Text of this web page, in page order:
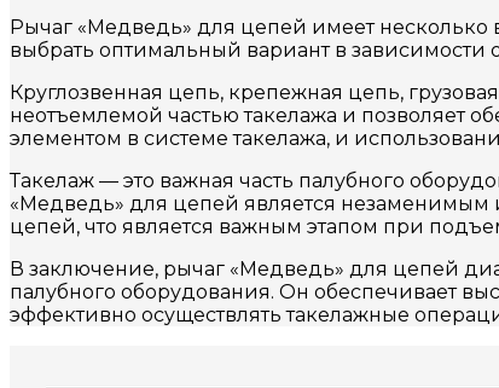
Рычаг «Медведь» для цепей имеет несколько
выбрать оптимальный вариант в
Круглозвенная цепь, крепежная цепь,
неотъемлемой частью такелажа и позволяет
элементом в системе такелажа, и
Такелаж — это важная часть палубного
«Медведь» для цепей является незаменимым
цепей, что является важным этапом при
В заключение, рычаг «Медведь» для цепей
палубного оборудования. Он обеспечивает
эффективно осуществлять такелажные